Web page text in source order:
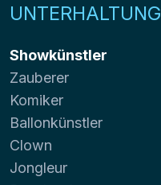
UNTERHALTUNG
Showkünstler
Zauberer
Komiker
Ballonkünstler
Clown
Jongleur